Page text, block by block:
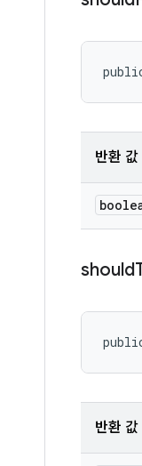
반환 값
should
반환 값